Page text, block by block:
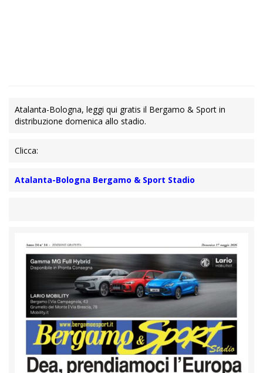
Atalanta-Bologna, leggi qui gratis il Bergamo & Sport in
distribuzione domenica allo stadio.
Clicca:
Atalanta-Bologna Bergamo & Sport Stadio